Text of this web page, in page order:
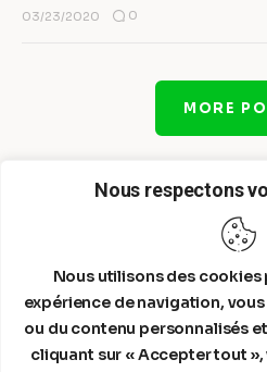
Nous respectons
Nous utilisons des
expérience de navigation,
ou du contenu personnalisés
cliquant sur « Accepter tout
03/23/2020 0
MORE